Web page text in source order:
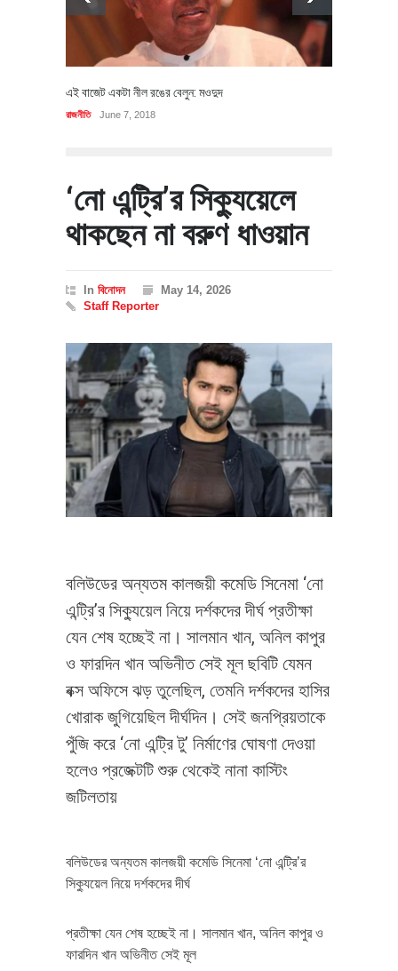
এই বাজেট একটা নীল রঙের বেলুন: মওদুদ
রাজনীতি June 7, 2018
‘নো এন্ট্রি’র সিক্যুয়েলে
থাকছেন না বরুণ ধাওয়ান
In বিনোদন
May 14, 2026
Staff Reporter
বলিউডের অন্যতম কালজয়ী কমেডি সিনেমা ‘নো
এন্ট্রি’র সিক্যুয়েল নিয়ে দর্শকদের দীর্ঘ প্রতীক্ষা
যেন শেষ হচ্ছেই না। সালমান খান, অনিল কাপুর
ও ফারদিন খান অভিনীত সেই মূল ছবিটি যেমন
বক্স অফিসে ঝড় তুলেছিল, তেমনি দর্শকদের হাসির
খোরাক জুগিয়েছিল দীর্ঘদিন। সেই জনপ্রিয়তাকে
পুঁজি করে ‘নো এন্ট্রি টু’ নির্মাণের ঘোষণা দেওয়া
হলেও প্রজেক্টটি শুরু থেকেই নানা কাস্টিং
জটিলতায়
বলিউডের অন্যতম কালজয়ী কমেডি সিনেমা ‘নো এন্ট্রি’র
সিক্যুয়েল নিয়ে দর্শকদের দীর্ঘ
প্রতীক্ষা যেন শেষ হচ্ছেই না। সালমান খান, অনিল কাপুর ও
ফারদিন খান অভিনীত সেই মূল